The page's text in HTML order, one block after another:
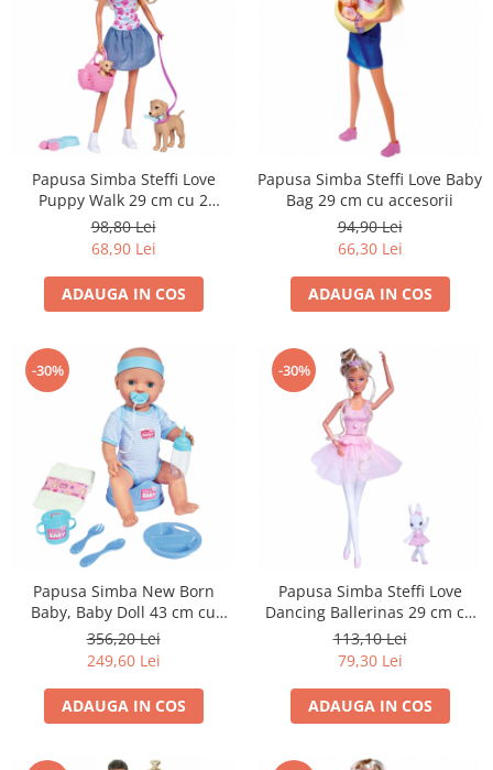
Papusa Simba Steffi Love
Puppy Walk 29 cm cu 2
figurine si accesorii
98,80 Lei
68,90 Lei
ADAUGA IN COS
Papusa Simba Steffi Love Baby
Bag 29 cm cu accesorii
94,90 Lei
66,30 Lei
ADAUGA IN COS
-30%
Papusa Simba New Born
Baby, Baby Doll 43 cm cu
accesorii albastru
356,20 Lei
249,60 Lei
ADAUGA IN COS
-30%
Papusa Simba Steffi Love
Dancing Ballerinas 29 cm cu
figurina
113,10 Lei
79,30 Lei
ADAUGA IN COS